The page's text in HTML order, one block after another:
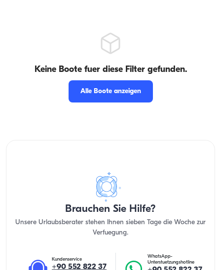
Keine Boote fuer diese Filter gefunden.
Alle Boote anzeigen
Brauchen Sie Hilfe?
Unsere Urlaubsberater stehen Ihnen sieben Tage die Woche zur
Verfuegung.
Kundenservice
+90 552 822 37
WhatsApp-
Unterstuetzungshotline